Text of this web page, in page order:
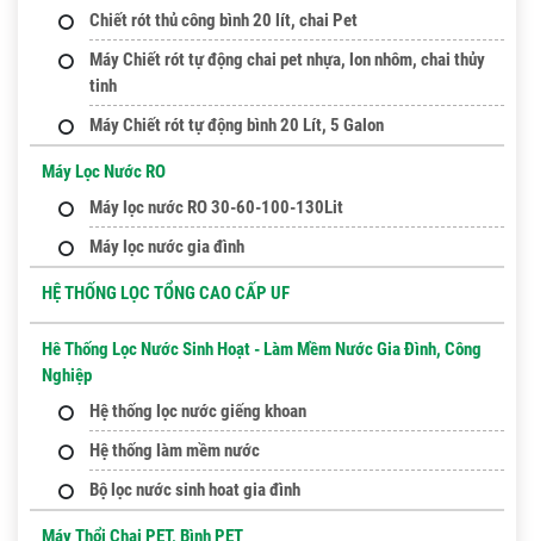
Chiết rót thủ công bình 20 lít, chai Pet
Máy Chiết rót tự động chai pet nhựa, lon nhôm, chai thủy
tinh
Máy Chiết rót tự động bình 20 Lít, 5 Galon
Máy Lọc Nước RO
Máy lọc nước RO 30-60-100-130Lit
Máy lọc nước gia đình
HỆ THỐNG LỌC TỔNG CAO CẤP UF
Hê Thống Lọc Nước Sinh Hoạt - Làm Mềm Nước Gia Đình, Công
Nghiệp
Hệ thống lọc nước giếng khoan
Hệ thống làm mềm nước
Bộ lọc nước sinh hoat gia đình
Máy Thổi Chai PET, Bình PET